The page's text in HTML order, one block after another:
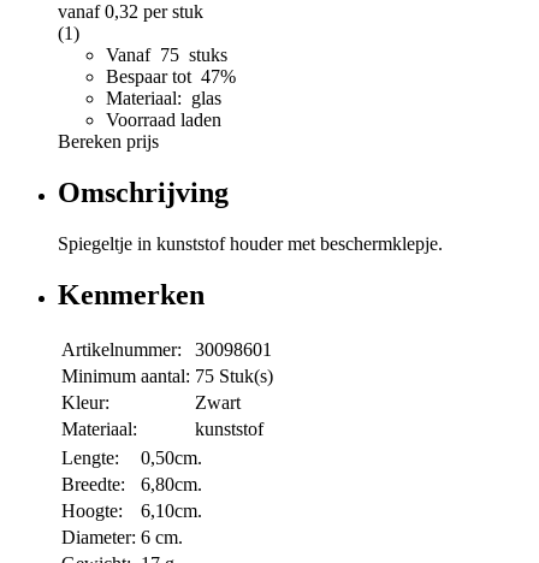
vanaf0,32 per stuk
(1)
Vanaf 75 stuks
Bespaar tot 47%
Materiaal: glas
Voorraad laden
Bereken prijs
Omschrijving
Spiegeltje in kunststof houder met beschermklepje.
Kenmerken
Artikelnummer:
30098601
Minimum aantal: 75 Stuk(s)
Kleur:
Zwart
Materiaal:
kunststof
Lengte:
0,50cm.
Breedte:
6,80cm.
Hoogte:
6,10cm.
Diameter: 6 cm.